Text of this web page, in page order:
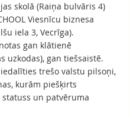
skolā (Raiņa bulvāris 4)
Viesnīcu biznesa
iela 3, Vecrīga).
gan klātienē
uzkodas), gan tiešsaistē.
trešo valstu pilsoņi,
kurām piešķirts
un patvēruma